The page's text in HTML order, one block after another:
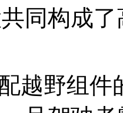
同构成了
越野组件